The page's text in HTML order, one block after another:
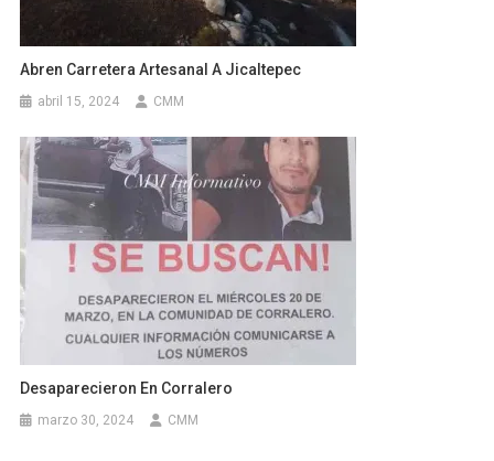
Abren Carretera Artesanal A Jicaltepec
abril 15, 2024 CMM
Desaparecieron En Corralero
marzo 30, 2024 CMM